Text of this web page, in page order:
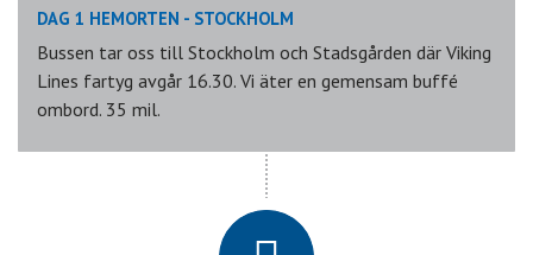
DAG 1 HEMORTEN - STOCKHOLM
Bussen tar oss till Stockholm och Stadsgården där Viking
Lines fartyg avgår 16.30. Vi äter en gemensam buffé
ombord. 35 mil.